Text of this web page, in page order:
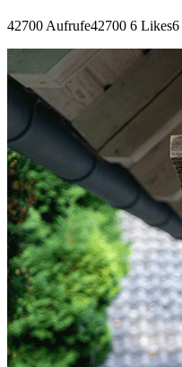
42700 Aufrufe42700 6 Likes6